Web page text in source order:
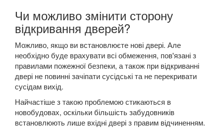
Чи можливо змінити сторону
відкривання дверей?
Можливо, якщо ви встановлюєте нові двері. Але
необхідно буде врахувати всі обмеження, пов'язані з
правилами пожежної безпеки, а також при відкриванні
двері не повинні зачіпати сусідські та не перекривати
сусідам вихід.
Найчастіше з такою проблемою стикаються в
новобудовах, оскільки більшість забудовників
встановлюють лише вхідні двері з правим відчиненням.